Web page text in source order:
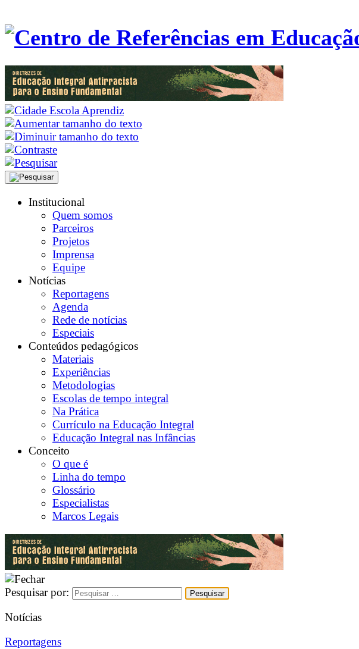
Institucional
Quem somos
Parceiros
Projetos
Imprensa
Equipe
Notícias
Reportagens
Agenda
Rede de notícias
Especiais
Conteúdos pedagógicos
Materiais
Experiências
Metodologias
Escolas de tempo integral
Na Prática
Currículo na Educação Integral
Educação Integral nas Infâncias
Conceito
O que é
Linha do tempo
Glossário
Especialistas
Marcos Legais
Pesquisar por:
Notícias
Reportagens